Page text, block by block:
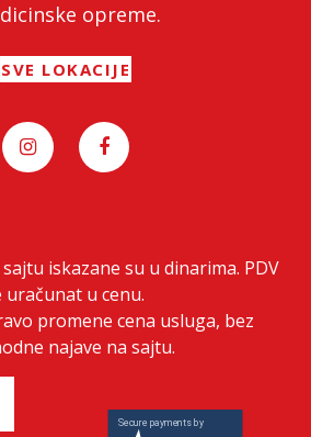
opreme.
SVE LOKACIJE
iskazane su u dinarima. PDV
uračunat u cenu.
promene cena usluga, bez
najave na sajtu.